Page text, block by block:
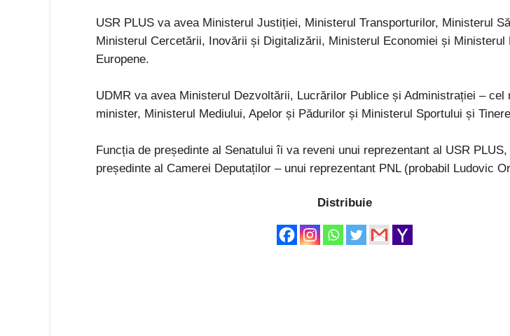
USR PLUS va avea Ministerul Justiției, Ministerul Transporturilor, Ministerul
Ministerul Cercetării, Inovării și Digitalizării, Ministerul Economiei și Ministerul
Europene.
UDMR va avea Ministerul Dezvoltării, Lucrărilor Publice și Administrației – cel
minister, Ministerul Mediului, Apelor și Pădurilor și Ministerul Sportului și
Funcția de președinte al Senatului îi va reveni unui reprezentant al USR
președinte al Camerei Deputaților – unui reprezentant PNL (probabil Ludovic
Distribuie